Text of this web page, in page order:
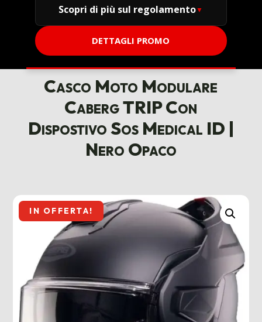
Scopri di più sul regolamento
DETTAGLI PROMO
Casco Moto Modulare
Caberg TRIP Con
Dispostivo Sos Medical ID |
Nero Opaco
IN OFFERTA!